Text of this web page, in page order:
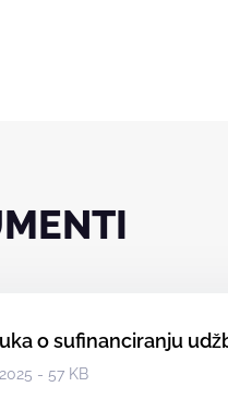
o sufinanciranju
- 57 KB